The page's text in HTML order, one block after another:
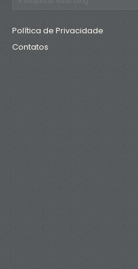
Política de Privacidade
Contatos